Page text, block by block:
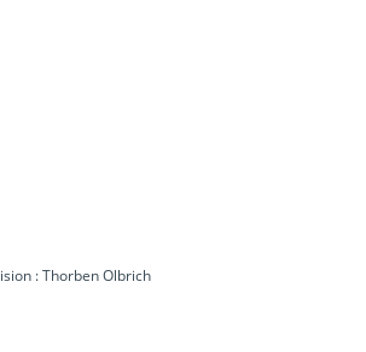
: Thorben Olbrich